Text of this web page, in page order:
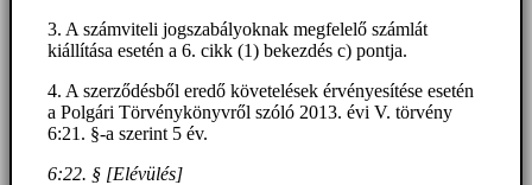
3. A számviteli jogszabályoknak megfelelő számlát
kiállítása esetén a 6. cikk (1) bekezdés c) pontja.
4. A szerződésből eredő követelések érvényesítése esetén
a Polgári Törvénykönyvről szóló 2013. évi V. törvény
6:21. §-a szerint 5 év.
6:22. § [Elévülés]